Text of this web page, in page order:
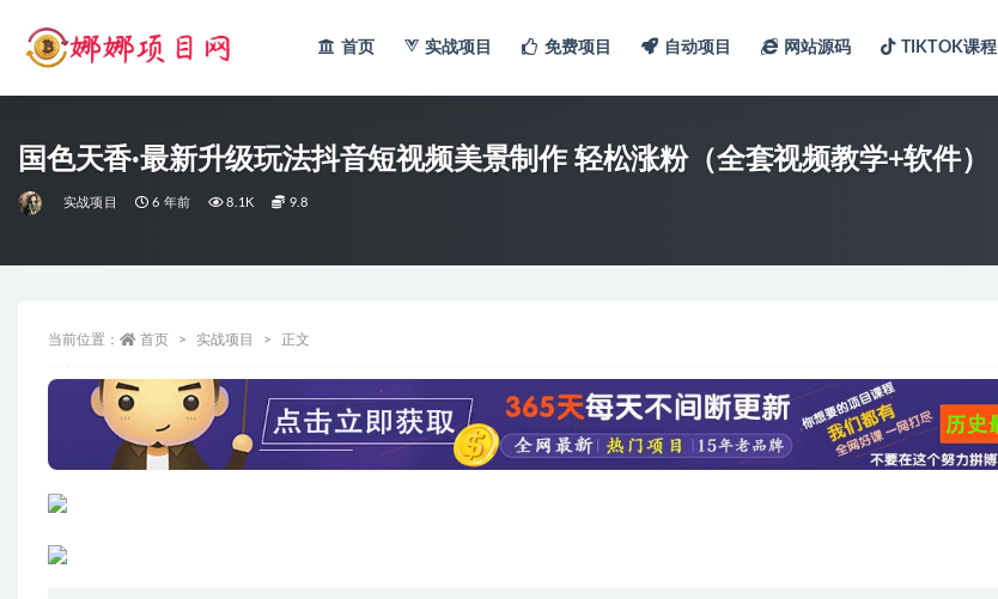
首页 实战项目 免费项目 自动项目 网站源码 TIKTOK课程
国色天香·最新升级玩法抖音短视频美景制作 轻松涨粉（全套视频教学+软件）
实战项目 6 年前 8.1K 9.8
当前位置： 首页 实战项目 正文